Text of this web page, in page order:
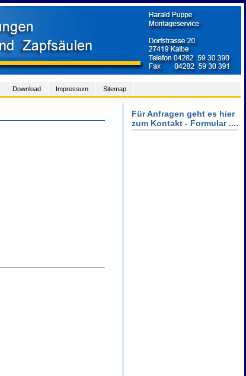
Download Impressum Sitemap
Für Anfragen geht es hier
zum Kontakt - Formular ....